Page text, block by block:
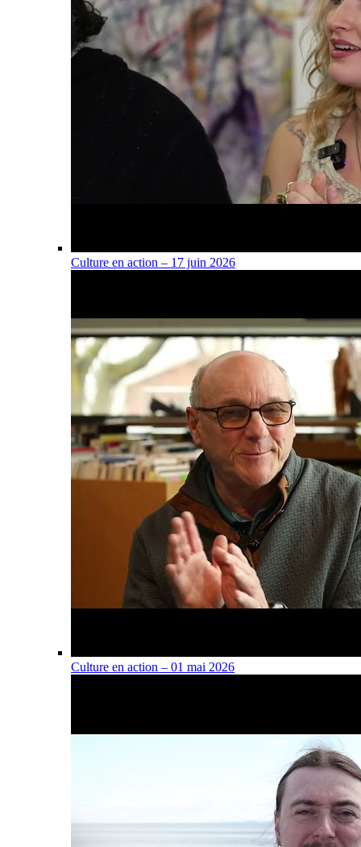
Culture en action – 17 juin 2026
Culture en action – 01 mai 2026